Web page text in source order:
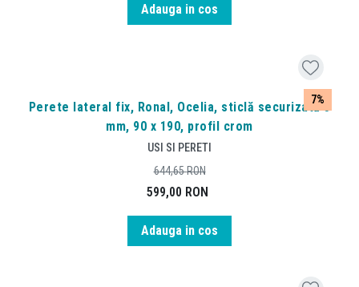
Adauga in cos
7%
Perete lateral fix, Ronal, Ocelia, sticlă securizată 5
mm, 90 x 190, profil crom
USI SI PERETI
599,00 RON
644,65RON
Adauga in cos